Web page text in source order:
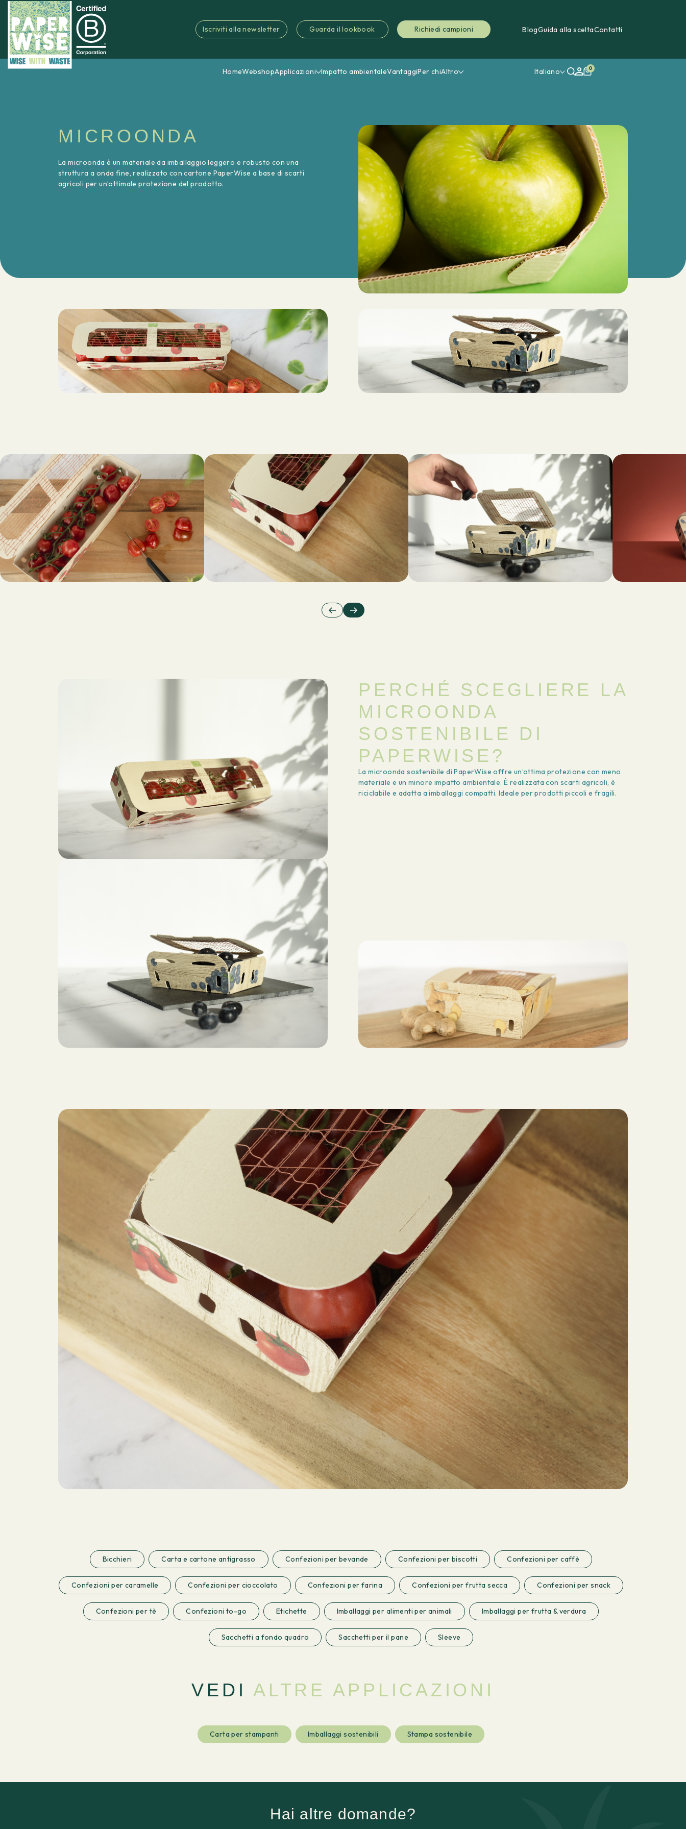
Iscriviti alla newsletter Guarda il lookbook Richiedi campioni BlogGuida alla sceltaContatti
HomeWebshopApplicazioni Impatto ambientaleVantaggiPer chiAltro Italiano 0
MICROONDA
La microonda è un materiale da imballaggio leggero e robusto con una
struttura a onda fine, realizzato con cartone PaperWise a base di scarti
agricoli per un’ottimale protezione del prodotto.
PERCHÉ SCEGLIERE LA
MICROONDA
SOSTENIBILE DI
PAPERWISE?
La microonda sostenibile di PaperWise offre un’ottima protezione con meno
materiale e un minore impatto ambientale. È realizzata con scarti agricoli, è
riciclabile e adatta a imballaggi compatti. Ideale per prodotti piccoli e fragili.
Bicchieri Carta e cartone antigrasso Confezioni per bevande Confezioni per biscotti Confezioni per caffè
Confezioni per caramelle Confezioni per cioccolato Confezioni per farina Confezioni per frutta secca Confezioni per snack
Confezioni per tè Confezioni to-go Etichette Imballaggi per alimenti per animali Imballaggi per frutta & verdura
Sacchetti a fondo quadro Sacchetti per il pane Sleeve
VEDI ALTRE APPLICAZIONI
Carta per stampanti Imballaggi sostenibili Stampa sostenibile
Hai altre domande?